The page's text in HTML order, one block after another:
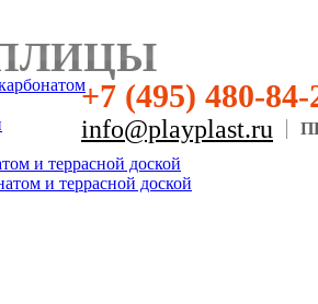
+7 (495) 480-84-
info@playplast.ru
и террасной доской
и террасной доской